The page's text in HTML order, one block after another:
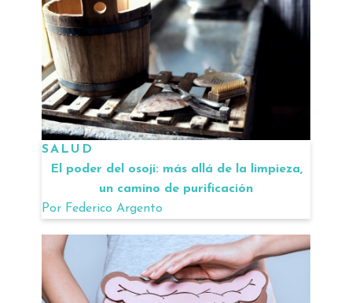
SALUD
El poder del osoji: más allá de la limpieza,
un camino de purificación
Por Federico Argento